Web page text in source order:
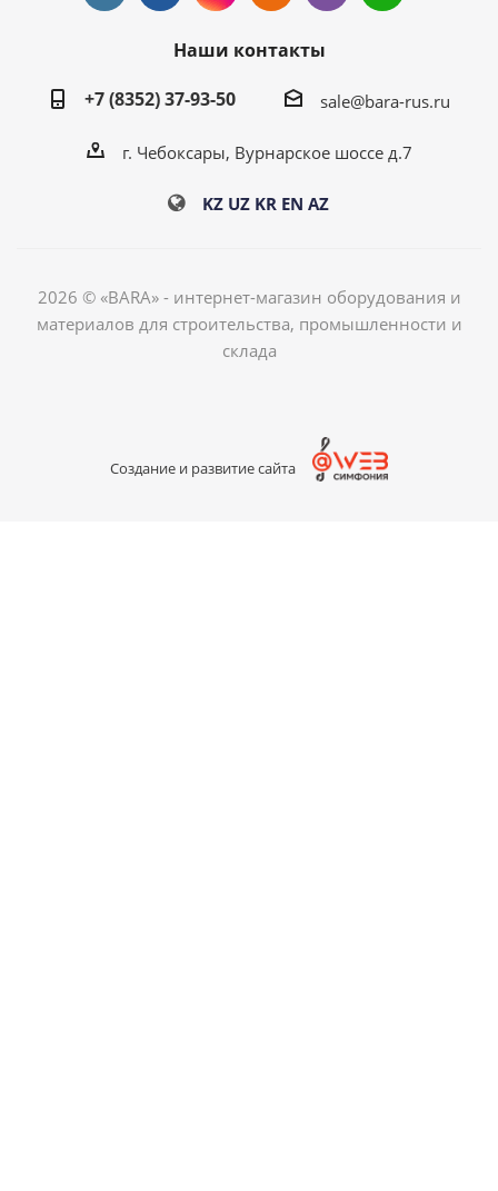
Наши контакты
+7 (8352) 37-93-50
sale@bara-rus.ru
г. Чебоксары, Вурнарское шоссе д.7
KZ UZ KR EN AZ
2026 © «BARA» - интернет-магазин оборудования и
материалов для строительства, промышленности и
склада
Создание и развитие сайта